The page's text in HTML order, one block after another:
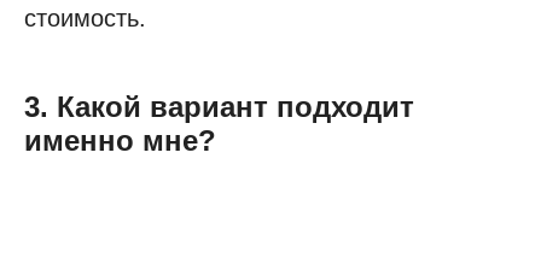
стоимость.
3. Какой вариант подходит
именно мне?